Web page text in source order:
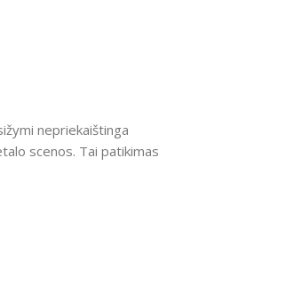
nepriekaištinga
scenos. Tai patikimas